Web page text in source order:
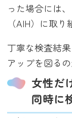
った場合には
（AIH）に取
丁寧な検査結
アップを図る
女性だ
同時に